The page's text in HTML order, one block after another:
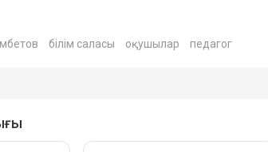
білім саласы оқушылар педагог